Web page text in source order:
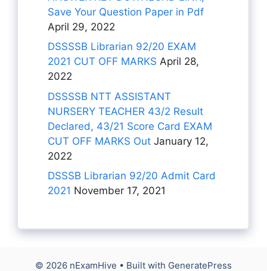
Save Your Question Paper in Pdf
April 29, 2022
DSSSSB Librarian 92/20 EXAM
2021 CUT OFF MARKS April 28,
2022
DSSSSB NTT ASSISTANT
NURSERY TEACHER 43/2 Result
Declared, 43/21 Score Card EXAM
CUT OFF MARKS Out January 12,
2022
DSSSB Librarian 92/20 Admit Card
2021 November 17, 2021
© 2026 nExamHive • Built with GeneratePress